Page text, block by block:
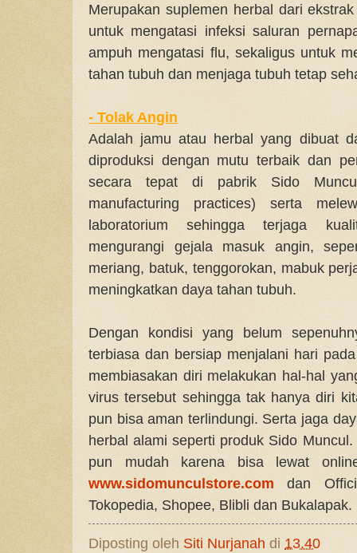
Merupakan suplemen herbal dari
untuk mengatasi infeksi saluran
ampuh mengatasi flu, sekaligus untuk
tahan tubuh dan menjaga tubuh tetap
- Tolak Angin
Adalah jamu atau herbal yang dibuat
diproduksi dengan mutu terbaik dan
secara tepat di pabrik Sido
manufacturing practices) serta
laboratorium sehingga terjaga
mengurangi gejala masuk angin,
meriang, batuk, tenggorokan, mabuk
meningkatkan daya tahan tubuh.
Dengan kondisi yang belum
terbiasa dan bersiap menjalani hari
membiasakan diri melakukan hal-hal
virus tersebut sehingga tak hanya diri
pun bisa aman terlindungi. Serta jaga
herbal alami seperti produk Sido
pun mudah karena bisa lewat
www.sidomunculstore.com dan
Tokopedia, Shopee, Blibli dan Bukalapak.
Diposting oleh Siti Nurjanah di 13.40